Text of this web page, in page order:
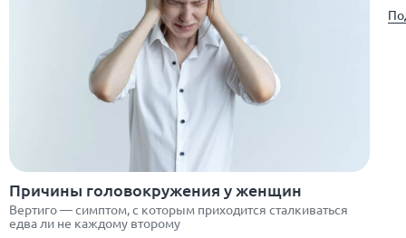
Причины головокружения у женщин
Вертиго — симптом, с которым приходится сталкиваться
едва ли не каждому второму